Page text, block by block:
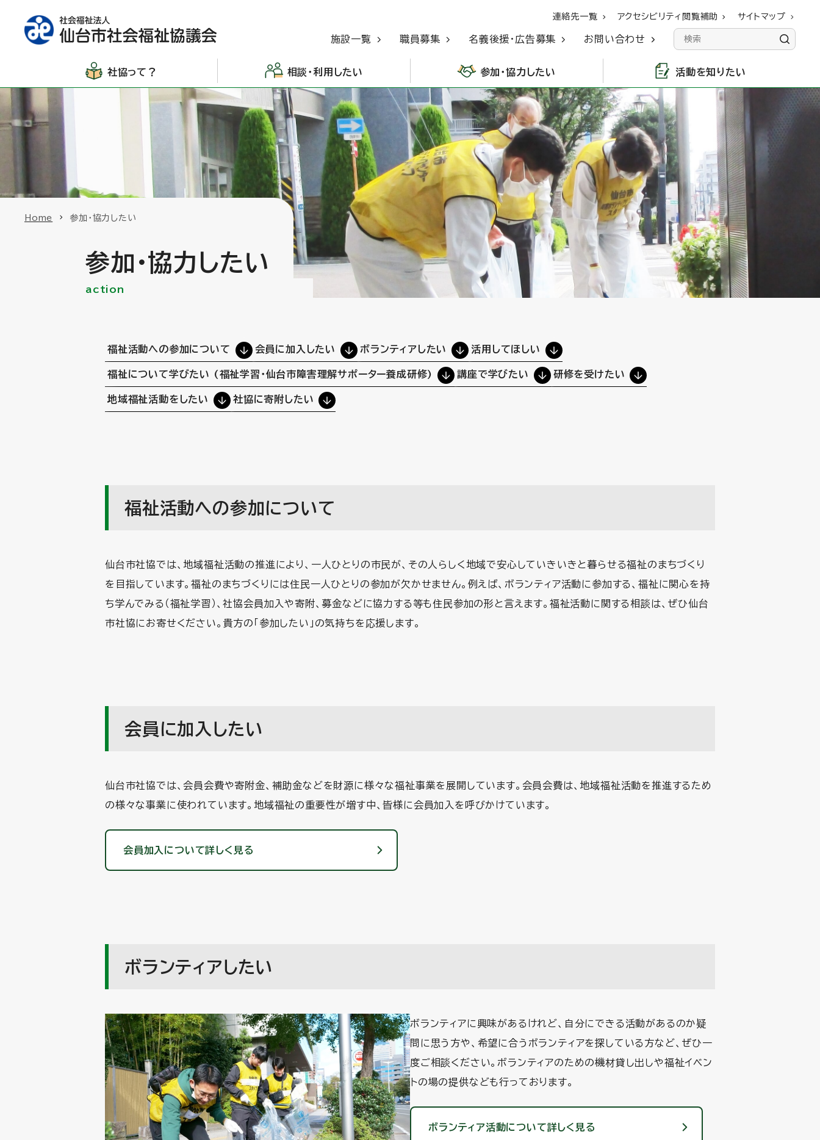
連絡先一覧 アクセシビリティ閲覧補助 サイトマップ
施設一覧 職員募集 名義後援・広告募集 お問い合わせ
社協って？ 相談・利用したい 参加・協力したい 活動を知りたい
Home 参加・協力したい
参加・協力したい
action
福祉活動への参加について 会員に加入したい ボランティアしたい 活用してほしい
福祉について学びたい (福祉学習・仙台市障害理解サポーター養成研修) 講座で学びたい 研修を受けたい
地域福祉活動をしたい 社協に寄附したい
福祉活動への参加について
仙台市社協では、地域福祉活動の推進により、一人ひとりの市民が、その人らしく地域で安心していきいきと暮らせる福祉のまちづくり
を目指しています。福祉のまちづくりには住民一人ひとりの参加が欠かせません。例えば、ボランティア活動に参加する、福祉に関心を持
ち学んでみる（福祉学習）、社協会員加入や寄附、募金などに協力する等も住民参加の形と言えます。福祉活動に関する相談は、ぜひ仙台
市社協にお寄せください。貴方の「参加したい」の気持ちを応援します。
会員に加入したい
仙台市社協では、会員会費や寄附金、補助金などを財源に様々な福祉事業を展開しています。会員会費は、地域福祉活動を推進するため
の様々な事業に使われています。地域福祉の重要性が増す中、皆様に会員加入を呼びかけています。
会員加入について詳しく見る
ボランティアしたい
ボランティアに興味があるけれど、自分にできる活動があるのか疑
問に思う方や、希望に合うボランティアを探している方など、ぜひ一
度ご相談ください。ボランティアのための機材貸し出しや福祉イベン
トの場の提供なども行っております。
ボランティア活動について詳しく見る